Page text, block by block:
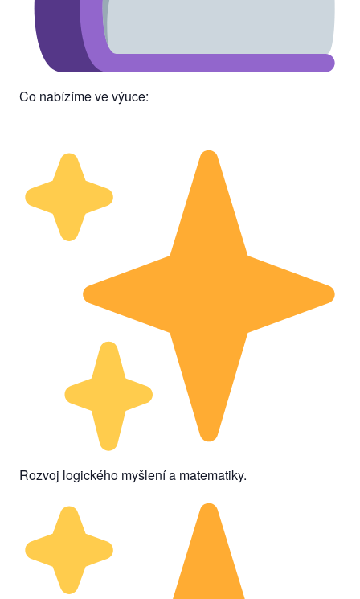
Co nabízíme ve výuce:
Rozvoj logického myšlení a matematiky.